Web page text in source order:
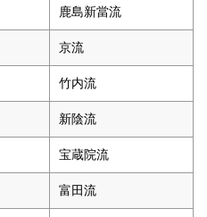
鹿島新當流
京流
竹内流
新陰流
宝蔵院流
富田流